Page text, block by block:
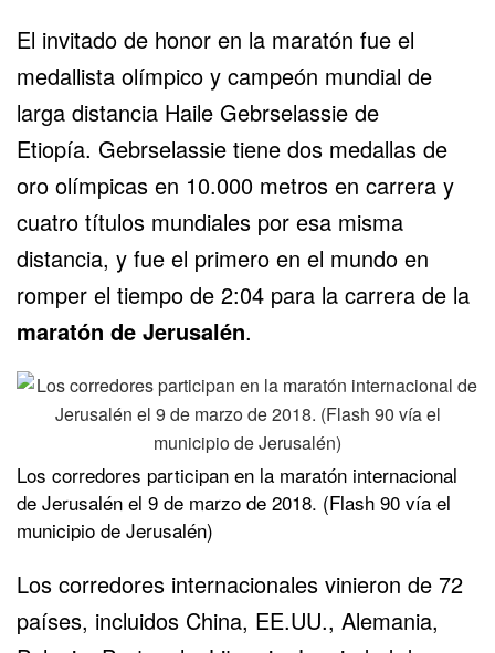
El invitado de honor en la maratón fue el
medallista olímpico y campeón mundial de
larga distancia Haile Gebrselassie de
Etiopía. Gebrselassie tiene dos medallas de
oro olímpicas en 10.000 metros en carrera y
cuatro títulos mundiales por esa misma
distancia, y fue el primero en el mundo en
romper el tiempo de 2:04 para la carrera de la
maratón de Jerusalén.
Los corredores participan en la maratón internacional
de Jerusalén el 9 de marzo de 2018. (Flash 90 vía el
municipio de Jerusalén)
Los corredores internacionales vinieron de 72
países, incluidos China, EE.UU., Alemania,